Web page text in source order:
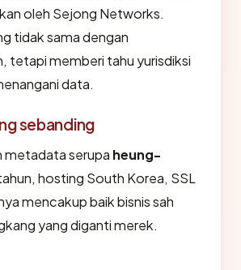
oleh Sejong Networks.
tidak sama dengan
tetapi memberi tahu yurisdiksi
data.
sebanding
metadata serupa heung-
hosting South Korea, SSL
mencakup baik bisnis sah
yang diganti merek.